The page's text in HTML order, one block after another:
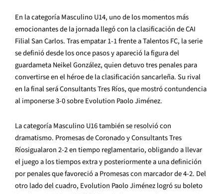
En la categoría Masculino U14, uno de los momentos más
emocionantes de la jornada llegó con la clasificación de CAI
Filial San Carlos. Tras empatar 1-1 frente a Talentos FC, la serie
se definió desde los once pasos y apareció la figura del
guardameta Neikel González, quien detuvo tres penales para
convertirse en el héroe de la clasificación sancarleña. Su rival
en la final será Consultants Tres Ríos, que mostró contundencia
al imponerse 3-0 sobre Evolution Paolo Jiménez.
La categoría Masculino U16 también se resolvió con
dramatismo. Promesas de Coronado y Consultants Tres
Ríosigualaron 2-2 en tiempo reglamentario, obligando a llevar
el juego a los tiempos extra y posteriormente a una definición
por penales que favoreció a Promesas con marcador de 4-2. Del
otro lado del cuadro, Evolution Paolo Jiménez logró su boleto